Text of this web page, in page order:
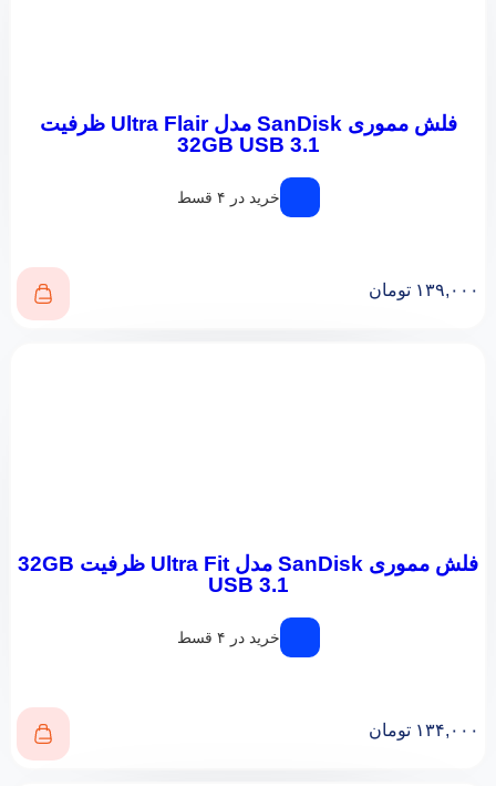
فلش مموری SanDisk مدل Ultra Flair ظرفیت
32GB USB 3.1
خرید در ۴ قسط
۱۳۹,۰۰۰ تومان
فلش مموری SanDisk مدل Ultra Fit ظرفیت 32GB
USB 3.1
خرید در ۴ قسط
۱۳۴,۰۰۰ تومان